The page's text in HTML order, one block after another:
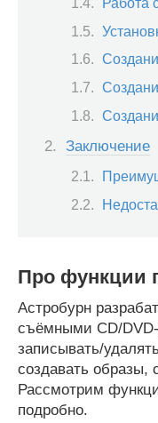
Заключение
Про функции
Астробурн
съёмными CD/
записывать/
создавать образы,
Рассмотрим
подробно.